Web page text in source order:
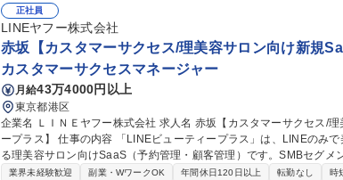
エンタメ業界向け/営業経験者歓迎/LINEヤフーグループ
正社員
LINEヤフー株式会社
赤坂【カスタマーサクセス/理美容サロン向け新規
カスタマーサクセスマネージャー
月給43万4000円以上
東京都港区
企業名 ＬＩＮＥヤフー株式会社 求人名 赤坂【カスタマーサクセス/理美容サロン向け新規SaaS/LINEビューティ
ープラス】 仕事の内容 「LINEビューティープラス」は、LINEのみで美容院の予約から再来店促進までを実現す
る理美容サロン向けSaaS（予約管理・顧客管理）です。SMBセグメ
ます。 理美容サロンのDX化を推進させるだけでなく、「LINE公式アカウント」の運用も支援しながら、リピータ
業界未経験歓迎 副業・WワークOK 年間休日120日以上 転勤なし 時